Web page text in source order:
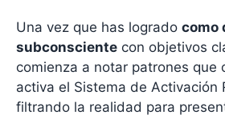
Una vez que has logrado como
subconsciente con objetivos
comienza a notar patrones que
activa el Sistema de Activación
filtrando la realidad para